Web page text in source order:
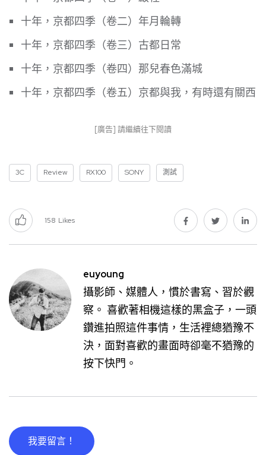
十年，京都四季（卷二）年月輪轉
十年，京都四季（卷三）古都日常
十年，京都四季（卷四）那兒春色滿城
十年，京都四季（卷五）京都與我，有時還有關西
[廣告] 請繼續往下閱讀
3C Review RX100 SONY 測試
158 Likes
euyoung
攝影師、媒體人，慣於書寫、習於觀
察。 喜歡著相機這樣的黑盒子，一頭
鑽進拍照這件事情，生活裡總猶豫不
決，面對喜歡的畫面時卻毫不猶豫的
按下快門。
我要留言！